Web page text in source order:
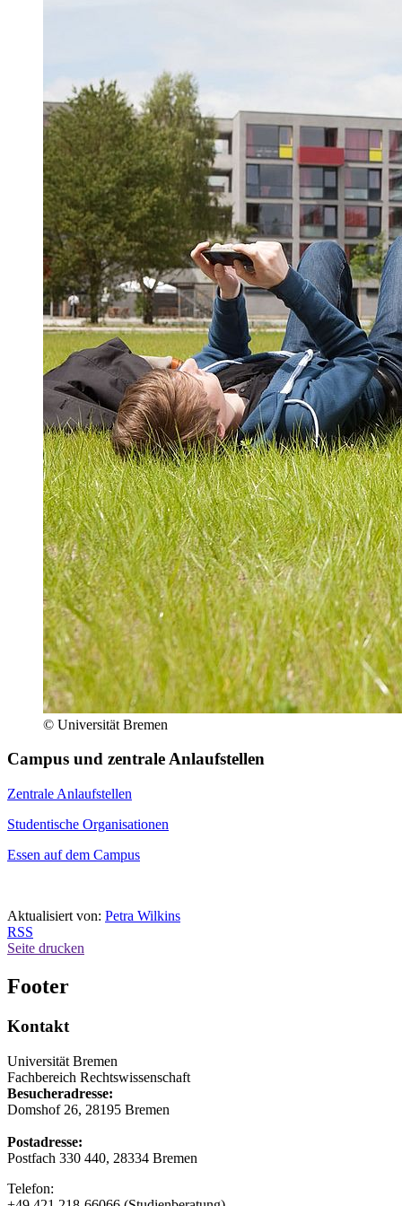
© Universität Bremen
Campus und zentrale Anlaufstellen
Zentrale Anlaufstellen
Studentische Organisationen
Essen auf dem Campus
Aktualisiert von: Petra Wilkins
RSS
Seite drucken
Footer
Kontakt
Universität Bremen
Fachbereich Rechtswissenschaft
Besucheradresse:
Domshof 26, 28195 Bremen
Postadresse:
Postfach 330 440, 28334 Bremen
Telefon: